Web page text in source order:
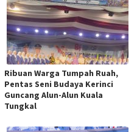
Ribuan Warga Tumpah Ruah,
Pentas Seni Budaya Kerinci
Guncang Alun-Alun Kuala
Tungkal